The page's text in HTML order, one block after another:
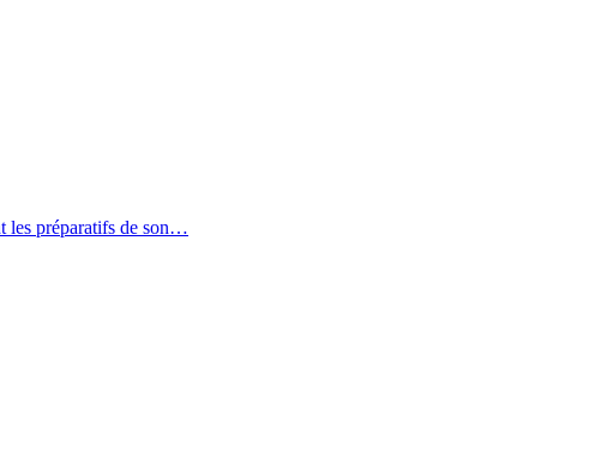
les préparatifs de son…